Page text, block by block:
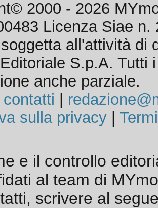
2000 - 2026
Licenza Siae n.
all'attività di
S.p.A. Tutti
anche parziale.
contatti
sulla privacy|
e il controllo
al team di
scrivere al